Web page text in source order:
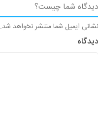
دیدگاه شما چیست؟
نشانی ایمیل شما منتشر نخواهد شد.
دیدگاه